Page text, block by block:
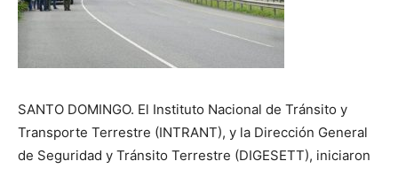
SANTO DOMINGO. El Instituto Nacional de Tránsito y
Transporte Terrestre (INTRANT), y la Dirección General
de Seguridad y Tránsito Terrestre (DIGESETT), iniciaron